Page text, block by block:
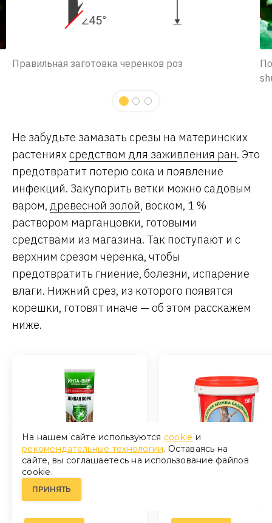
Правильная заготовка черенков роз
Не забудьте замазать срезы на материнских
растенияхсредством для заживления ран. Это
предотвратит потерю сока и появление
инфекций. Закупорить ветки можно садовым
варом, древесной золой, воском, 1 %
раствором марганцовки, готовыми
средствами из магазина. Так поступают и с
верхним срезом черенка, чтобы
предотвратить гниение, болезни, испарение
влаги. Нижний срез, из которого появятся
корешки, готовят иначе — об этом расскажем
ниже.
Средство для
заживления ран
растений Живая кора
Средство для
На нашем сайте используются cookie и
рекомендательные технологии. Оставаясь на
сайте, вы соглашаетесь на использование файлов
cookie.
ПРИНЯТЬ